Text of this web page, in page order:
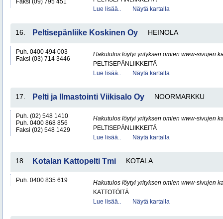
Faksi (09) 795 451
Lue lisää..
Näytä kartalla
16. Peltisepänliike Koskinen Oy HEINOLA
Puh. 0400 494 003
Faksi (03) 714 3446
Hakutulos löytyi yrityksen omien www-sivujen
PELTISEPÄNLIIKKEITÄ
Lue lisää..
Näytä kartalla
17. Pelti ja Ilmastointi Viikisalo Oy NOORMARKKU
Puh. (02) 548 1410
Puh. 0400 868 856
Faksi (02) 548 1429
Hakutulos löytyi yrityksen omien www-sivujen
PELTISEPÄNLIIKKEITÄ
Lue lisää..
Näytä kartalla
18. Kotalan Kattopelti Tmi KOTALA
Puh. 0400 835 619
Hakutulos löytyi yrityksen omien www-sivujen
KATTOTÖITÄ
Lue lisää..
Näytä kartalla